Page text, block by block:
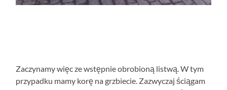
Zaczynamy więc ze wstępnie obrobioną listwą. W tym
przypadku mamy korę na grzbiecie. Zazwyczaj ściągam